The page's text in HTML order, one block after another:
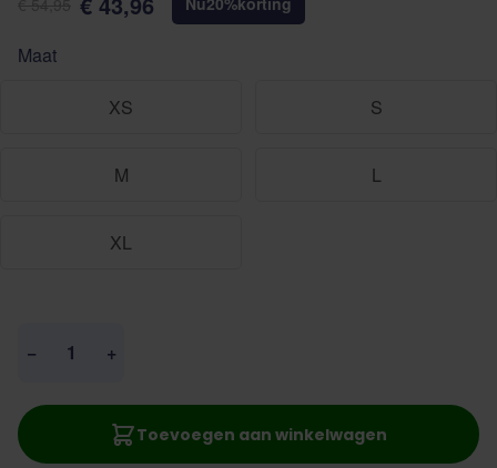
Maat
XS S
M L
XL
− +
Toevoegen aan winkelwagen